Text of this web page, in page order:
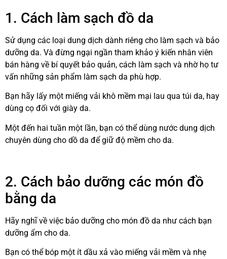
1. Cách làm sạch đồ da
Sử dụng các loại dung dịch dành riêng cho làm sạch và bảo
dưỡng da. Và đừng ngại ngần tham khảo ý kiến nhân viên
bán hàng về bí quyết bảo quản, cách làm sạch và nhờ họ tư
vấn những sản phẩm làm sạch da phù hợp.
Bạn hãy lấy một miếng vải khô mềm mại lau qua túi da, hay
dùng cọ đối với giày da.
Một đến hai tuần một lần, bạn có thể dùng nước dung dịch
chuyên dùng cho dồ da để giữ độ mềm cho da.
2. Cách bảo dưỡng các món đồ
bằng da
Hãy nghĩ về việc bảo dưỡng cho món đồ da như cách bạn
dưỡng ẩm cho da.
Bạn có thể bóp một ít dầu xả vào miếng vải mềm và nhẹ